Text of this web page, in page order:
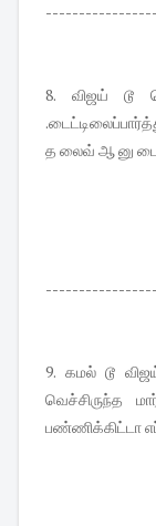
8. விஜய் டூ
த லைவ் ஆ னு
9. கமல் டூ
வெச்சிருந்த
பண்ணிக்கிட்டா